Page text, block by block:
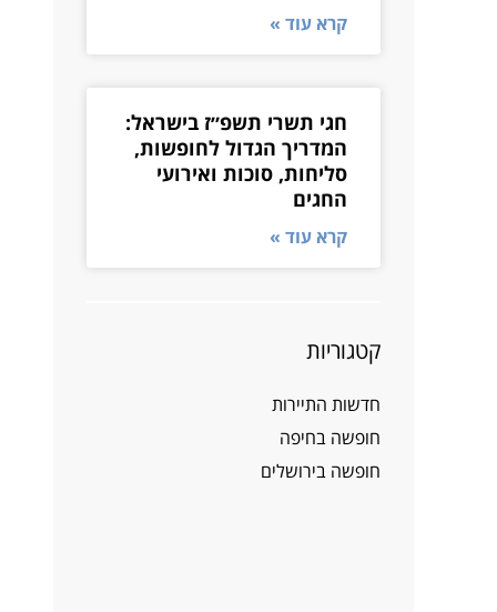
קרא עוד »
חגי תשרי תשפ״ז בישראל:
המדריך הגדול לחופשות,
סליחות, סוכות ואירועי
החגים
קרא עוד »
קטגוריות
חדשות התיירות
חופשה בחיפה
חופשה בירושלים